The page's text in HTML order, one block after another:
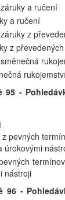
a ručení
a ručení
z
z
95 -
z pevných
úrokovými
nástroji
96 -